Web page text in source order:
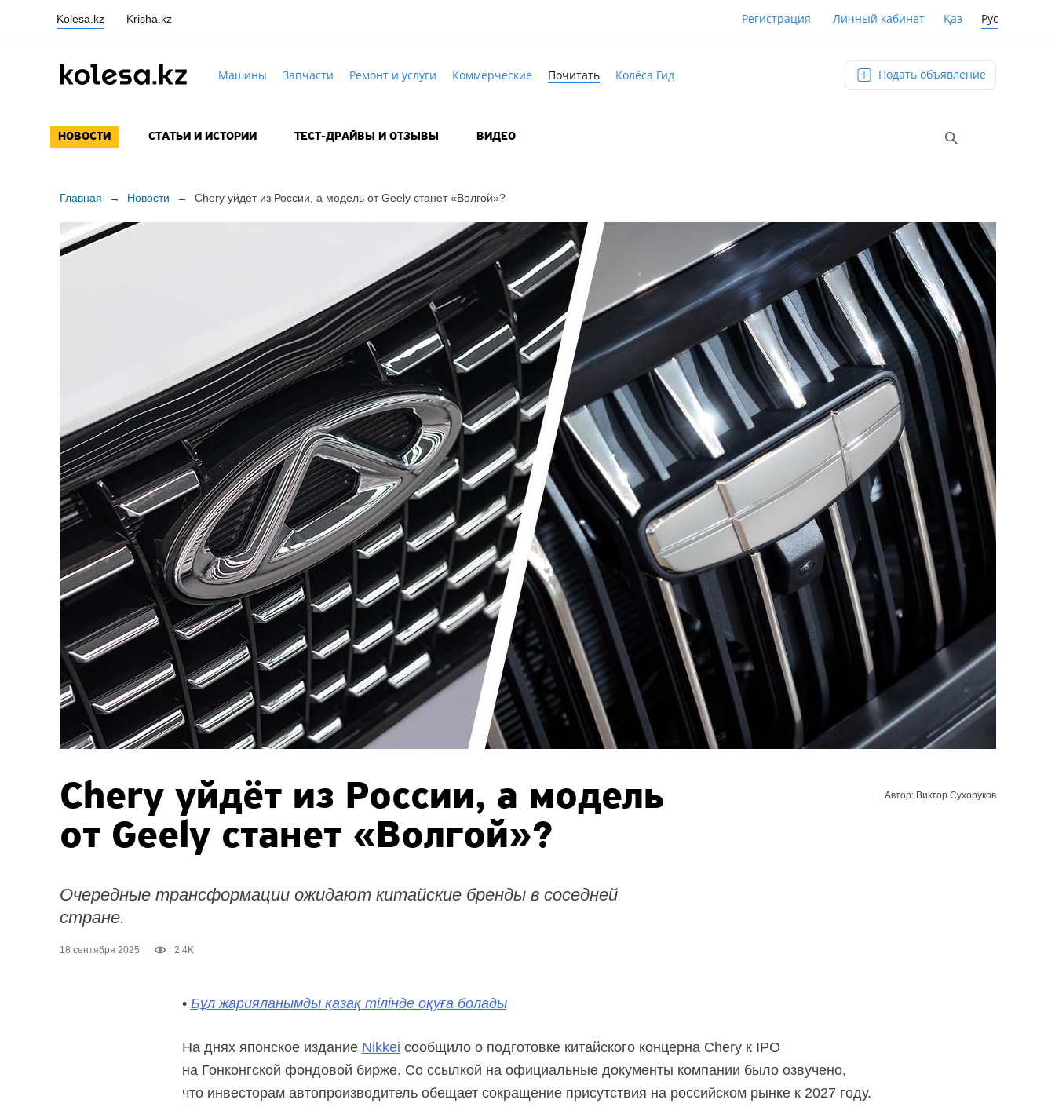
Kolesa.kz Krisha.kz Регистрация Личный кабинет Қаз Рус
Машины Запчасти Ремонт и услуги Коммерческие Почитать Колёса Гид Подать объявление
НОВОСТИ СТАТЬИ И ИСТОРИИ ТЕСТ-ДРАЙВЫ И ОТЗЫВЫ ВИДЕО
Главная → Новости → Chery уйдёт из России, а модель от Geely станет «Волгой»?
Chery уйдёт из России, а модель
от Geely станет «Волгой»?
Очередные трансформации ожидают китайские бренды в соседней
стране.
18 сентября 2025 2.4K
Автор: Виктор Сухоруков
• Бұл жарияланымды қазақ тілінде оқуға болады
На днях японское издание Nikkei сообщило о подготовке китайского концерна Chery к IPO
на Гонконгской фондовой бирже. Со ссылкой на официальные документы компании было озвучено,
что инвесторам автопроизводитель обещает сокращение присутствия на российском рынке к 2027 году.